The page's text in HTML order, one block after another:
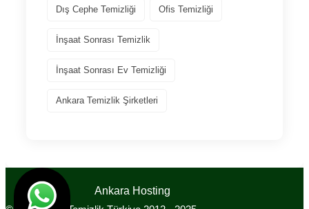
Dış Cephe Temizliği Ofis Temizliği
İnşaat Sonrası Temizlik
İnşaat Sonrası Ev Temizliği
Ankara Temizlik Şirketleri
Tasarım
Ankara Hosting